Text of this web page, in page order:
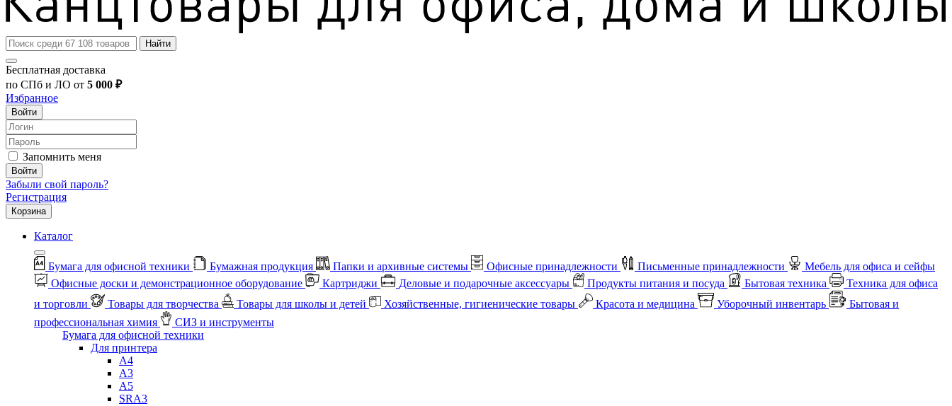
Найти
Бесплатная доставка
по СПб и ЛО от 5 000 ₽
Избранное
Войти
Запомнить меня
Войти
Забыли свой пароль?
Регистрация
Корзина
Каталог
Бумага для офисной техники Бумажная продукция Папки и архивные системы Офисные принадлежности Письменные принадлежности
Мебель для офиса и сейфы
Офисные доски и демонстрационное оборудование
Картриджи Деловые и подарочные аксессуары Продукты питания и посуда Бытовая техника
Техника для офиса
и торговли
Товары для творчества Товары для школы и детей Хозяйственные, гигиенические товары Красота и медицина Уборочный инвентарь
Бытовая и
профессиональная химия
СИЗ и инструменты
Бумага для офисной техники
Для принтера
А4
А3
А5
SRA3